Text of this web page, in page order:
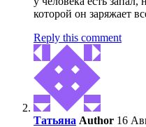
которой он заряжает
Reply this comment
Татьяна Author 16